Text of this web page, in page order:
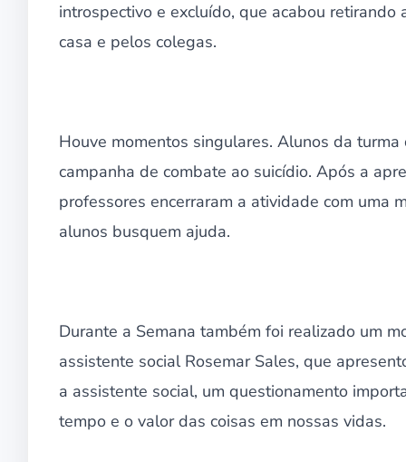
introspectivo e excluído, que acabou
casa e pelos colegas.
Houve momentos singulares. Alunos da
campanha de combate ao suicídio. Após a
professores encerraram a atividade com uma
alunos busquem ajuda.
Durante a Semana também foi realizado um
assistente social Rosemar Sales, que
a assistente social, um questionamento
tempo e o valor das coisas em nossas vidas.